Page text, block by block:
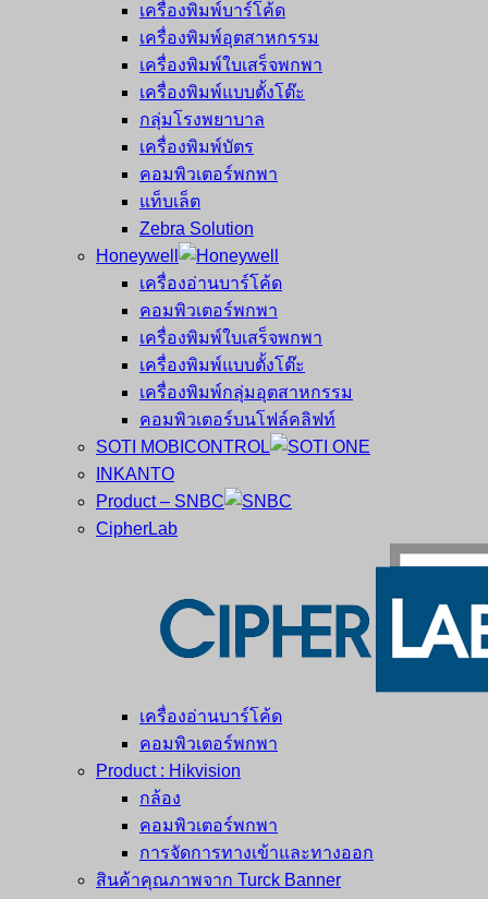
เครื่องพิมพ์บาร์โค้ด
เครื่องพิมพ์อุตสาหกรรม
เครื่องพิมพ์ใบเสร็จพกพา
เครื่องพิมพ์แบบตั้งโต๊ะ
กลุ่มโรงพยาบาล
เครื่องพิมพ์บัตร
คอมพิวเตอร์พกพา
แท็บเล็ต
Zebra Solution
Honeywell
เครื่องอ่านบาร์โค้ด
คอมพิวเตอร์พกพา
เครื่องพิมพ์ใบเสร็จพกพา
เครื่องพิมพ์แบบตั้งโต๊ะ
เครื่องพิมพ์กลุ่มอุตสาหกรรม
คอมพิวเตอร์บนโฟล์คลิฟท์
SOTI MOBICONTROL
INKANTO
Product – SNBC
CipherLab
เครื่องอ่านบาร์โค้ด
คอมพิวเตอร์พกพา
Product : Hikvision
กล้อง
คอมพิวเตอร์พกพา
การจัดการทางเข้าและทางออก
สินค้าคุณภาพจาก Turck Banner